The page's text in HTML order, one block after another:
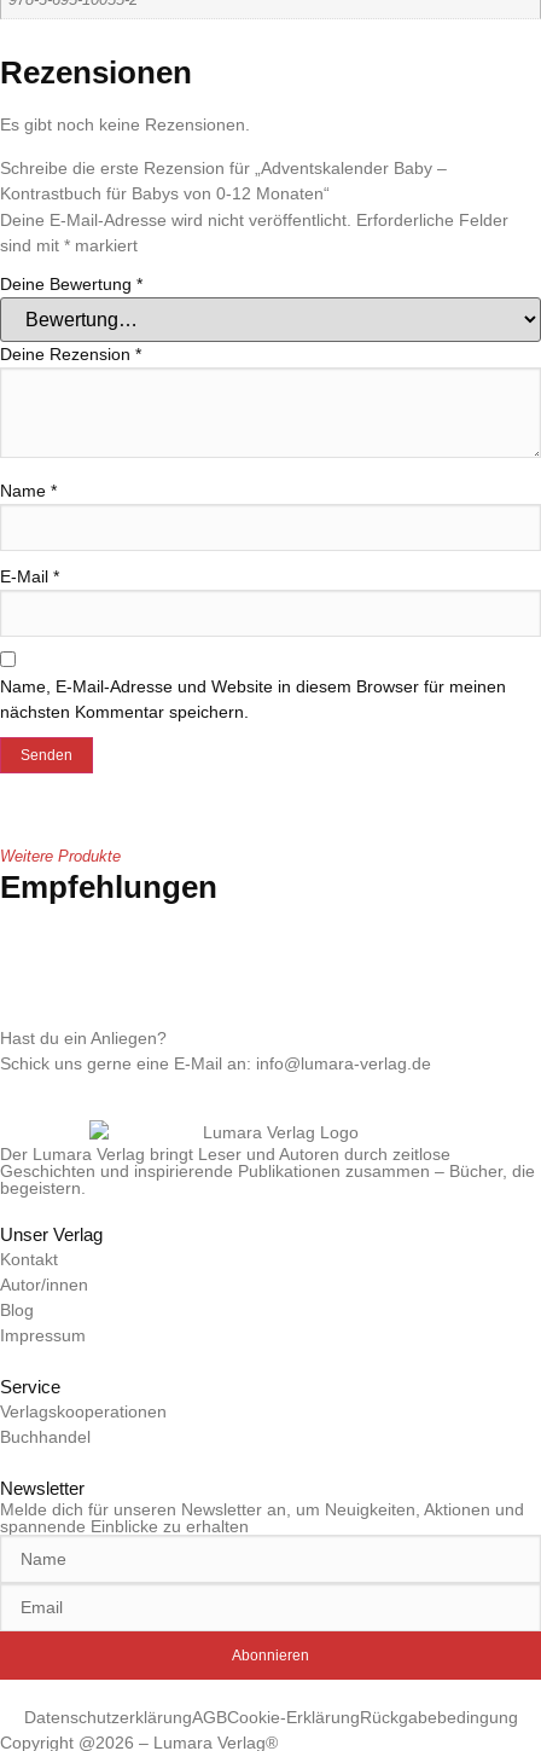
Rezensionen
Es gibt noch keine Rezensionen.
Schreibe die erste Rezension für „Adventskalender Baby –
Kontrastbuch für Babys von 0-12 Monaten“
Deine E-Mail-Adresse wird nicht veröffentlicht. Erforderliche Felder
sind mit * markiert
Deine Bewertung *
Deine Rezension *
Name *
E-Mail *
Name, E-Mail-Adresse und Website in diesem Browser für meinen
nächsten Kommentar speichern.
Weitere Produkte
Empfehlungen
Hast du ein Anliegen?
Schick uns gerne eine E-Mail an: info@lumara-verlag.de
Der Lumara Verlag bringt Leser und Autoren durch zeitlose
Geschichten und inspirierende Publikationen zusammen – Bücher, die
begeistern.
Unser Verlag
Kontakt
Autor/innen
Blog
Impressum
Service
Verlagskooperationen
Buchhandel
Newsletter
Melde dich für unseren Newsletter an, um Neuigkeiten, Aktionen und
spannende Einblicke zu erhalten
Abonnieren
DatenschutzerklärungAGBCookie-ErklärungRückgabebedingung
Copyright @2026 – Lumara Verlag®